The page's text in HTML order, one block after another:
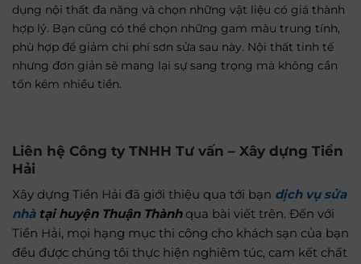
dụng nội thất đa năng và chọn những vật liệu có giá thành
hợp lý. Bạn cũng có thể chọn những gam màu trung tính,
phù hợp để giảm chi phí sơn sửa sau này. Nội thất tinh tế
nhưng đơn giản sẽ mang lại sự sang trọng mà không cần
tốn kém nhiều tiền.
Liên hệ Công ty TNHH Tư vấn – Xây dựng Tiền
Hải
Xây dựng Tiền Hải đã giới thiệu qua tới bạn dịch vụ sửa
nhàtại huyện Thuận Thành qua bài viết trên. Đến với
Tiền Hải, mọi hạng mục thi công cho khách sạn của bạn
đều được chúng tôi thực hiện nghiêm túc, cam kết chất